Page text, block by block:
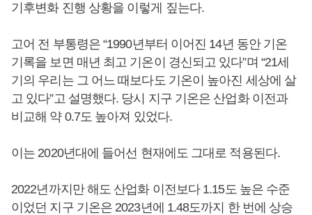
기후변화 진행 상황을 이렇게 짚는다.
고어 전 부통령은 “1990년부터 이어진 14년 동안 기온
기록을 보면 매년 최고 기온이 경신되고 있다”며 “21세
기의 우리는 그 어느 때보다도 기온이 높아진 세상에 살
고 있다”고 설명했다. 당시 지구 기온은 산업화 이전과
비교해 약 0.7도 높아져 있었다.
이는 2020년대에 들어선 현재에도 그대로 적용된다.
2022년까지만 해도 산업화 이전보다 1.15도 높은 수준
이었던 지구 기온은 2023년에 1.48도까지 한 번에 상승